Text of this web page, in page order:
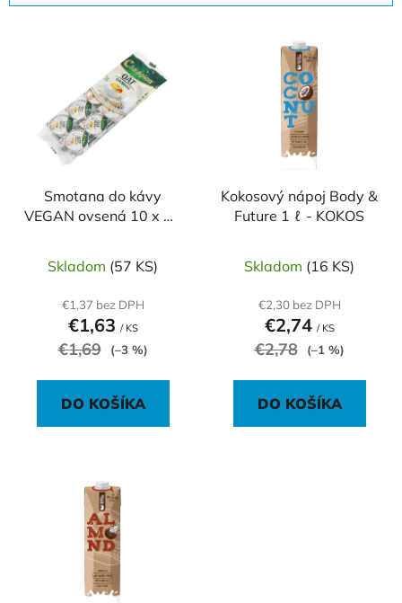
Smotana do kávy
VEGAN ovsená 10 x 10
Skladom (57 KS)
€1,37 bez DPH
€1,63 / KS
€1,69 (–3 %)
DO KOŠÍKA
Kokosový nápoj Body &
Future 1 ℓ - KOKOS
Skladom (16 KS)
€2,30 bez DPH
€2,74 / KS
€2,78 (–1 %)
DO KOŠÍKA